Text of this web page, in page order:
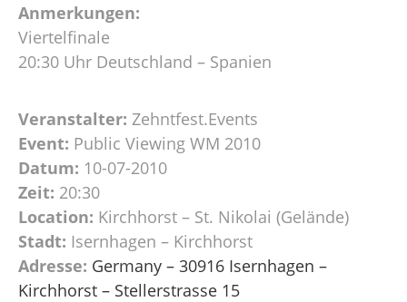
Anmerkungen:
Viertelfinale
20:30 Uhr Deutschland – Spanien
Veranstalter: Zehntfest.Events
Event: Public Viewing WM 2010
Datum: 10-07-2010
Zeit: 20:30
Location: Kirchhorst – St. Nikolai (Gelände)
Stadt: Isernhagen – Kirchhorst
Adresse: Germany – 30916 Isernhagen –
Kirchhorst – Stellerstrasse 15